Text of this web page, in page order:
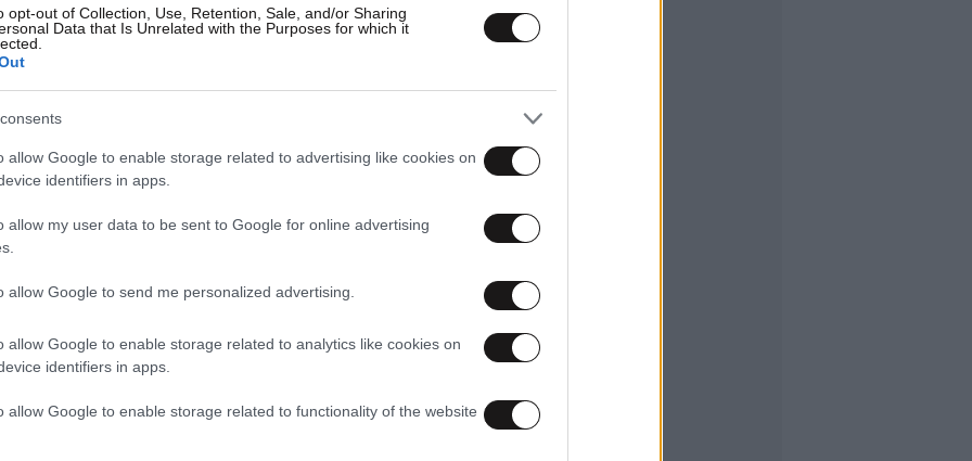
opt-out of Collection, Use, Retention, Sale, and/or Sharing
Data that Is Unrelated with the Purposes for which it
allow Google to enable storage related to advertising like cookies on
identifiers in apps.
allow my user data to be sent to Google for online advertising
allow Google to send me personalized advertising.
allow Google to enable storage related to analytics like cookies on
identifiers in apps.
allow Google to enable storage related to functionality of the website
Μασκ, σημειώνει η Wall Street Journal.Μέχρι
ενώ η τρέχουσα κατάσταση της
είχε επιλεγεί από τον Αμερικανό πρόεδρο
— τελικώς χαοτικής — προσπάθειας μείωσης
είχαν πρόσφατα μια δημόσια ρήξη.
διαφόρων υπηρεσιών, μεταξύ των οποίων
έρευνα, η οποία είχε ξεκινήσει πριν την